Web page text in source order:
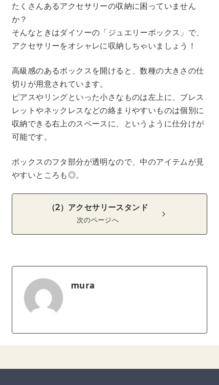
たくさんあるアクセサリーの収納に困っていません
か？
そんなときはダイソーの「ジュエリーボックス」で、
アクセサリーをオシャレに収納しちゃいましょう！
高級感のあるボックスを開けると、数種の大きさの仕
切りが用意されています。
ピアスやリングといった小さなものは左上に、ブレス
レットやネックレスなどの絡まりやすいものは個別に
収納できる右上のスペースに、というように仕分けが
可能です。
ボックスのフタ部分が透明なので、中のアイテムが見
やすいところも◎。
（2）アクセサリースタンド
次のページへ
mura